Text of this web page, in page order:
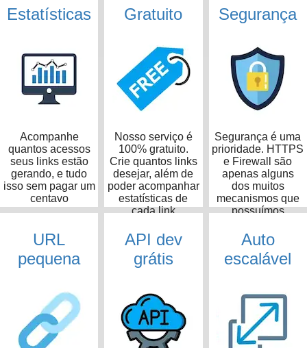
Estatísticas
Acompanhe
quantos acessos
seus links estão
gerando, e tudo
isso sem pagar um
centavo
Gratuito
Nosso serviço é
100% gratuito.
Crie quantos links
desejar, além de
poder acompanhar
estatísticas de
cada link
Segurança
Segurança é uma
prioridade. HTTPS
e Firewall são
apenas alguns
dos muitos
mecanismos que
possuímos
URL
pequena
API dev
grátis
Auto
escalável